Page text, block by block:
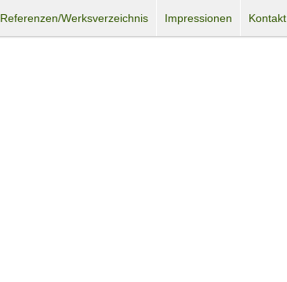
Referenzen/Werksverzeichnis Impressionen Kontakt